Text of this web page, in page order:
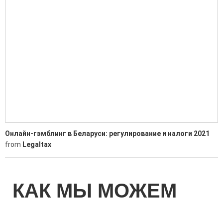
Онлайн-гэмблинг в Беларуси: регулирование и налоги 2021
from Legaltax
КАК МЫ МОЖЕМ